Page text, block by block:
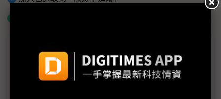
議題精選－Tesla最大規模裁員
Tesla裁員10%牽動中國車市價格戰 兩高管離去再
掀風浪